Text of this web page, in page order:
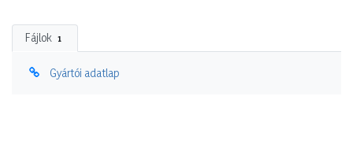
Fájlok 1
Gyártói adatlap